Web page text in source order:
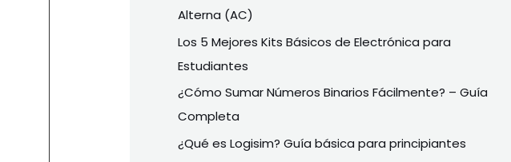
Alterna (AC)
Los 5 Mejores Kits Básicos de Electrónica para
Estudiantes
¿Cómo Sumar Números Binarios Fácilmente? – Guía
Completa
¿Qué es Logisim? Guía básica para principiantes